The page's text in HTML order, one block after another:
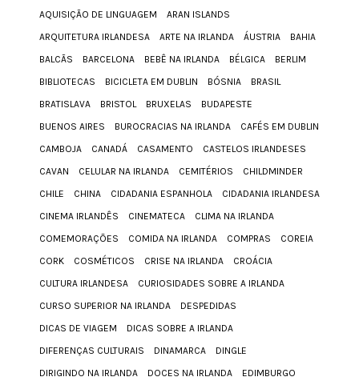
AQUISIÇÃO DE LINGUAGEM
ARAN ISLANDS
ARQUITETURA IRLANDESA
ARTE NA IRLANDA ÁUSTRIA
BAHIA
BALCÃS
BARCELONA BEBÊ NA IRLANDA BÉLGICA
BERLIM
BIBLIOTECAS
BICICLETA EM DUBLIN BÓSNIA
BRASIL
BRATISLAVA
BRISTOL BRUXELAS
BUDAPESTE
BUENOS AIRES
BUROCRACIAS NA IRLANDA
CAFÉS EM DUBLIN
CAMBOJA
CANADÁ CASAMENTO
CASTELOS IRLANDESES
CAVAN
CELULAR NA IRLANDA CEMITÉRIOS
CHILDMINDER
CHILE
CHINA CIDADANIA ESPANHOLA
CIDADANIA IRLANDESA
CINEMA IRLANDÊS
CINEMATECA
CLIMA NA IRLANDA
COMEMORAÇÕES
COMIDA NA IRLANDA COMPRAS
COREIA
CORK
COSMÉTICOS CRISE NA IRLANDA
CROÁCIA
CULTURA IRLANDESA
CURIOSIDADES SOBRE A IRLANDA
CURSO SUPERIOR NA IRLANDA
DESPEDIDAS
DICAS DE VIAGEM
DICAS SOBRE A IRLANDA
DIFERENÇAS CULTURAIS
DINAMARCA
DINGLE
DIRIGINDO NA IRLANDA
DOCES NA IRLANDA
EDIMBURGO